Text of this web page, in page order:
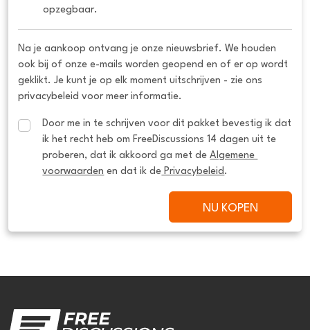
opzegbaar.
Na je aankoop ontvang je onze nieuwsbrief. We houden
ook bij of onze e-mails worden geopend en of er op wordt
geklikt. Je kunt je op elk moment uitschrijven - zie ons
privacybeleid voor meer informatie.
Door me in te schrijven voor dit pakket bevestig ik dat
ik het recht heb om FreeDiscussions 14 dagen uit te
proberen, dat ik akkoord ga met de Algemene
voorwaarden en dat ik de Privacybeleid .
NU KOPEN